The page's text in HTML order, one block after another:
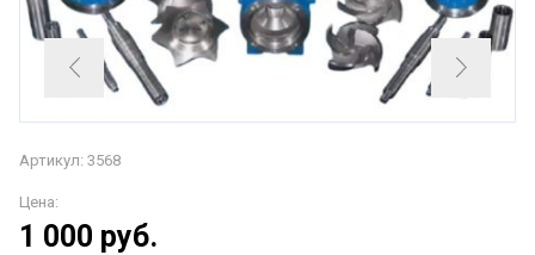
Артикул: 3568
Цена:
1 000 руб.